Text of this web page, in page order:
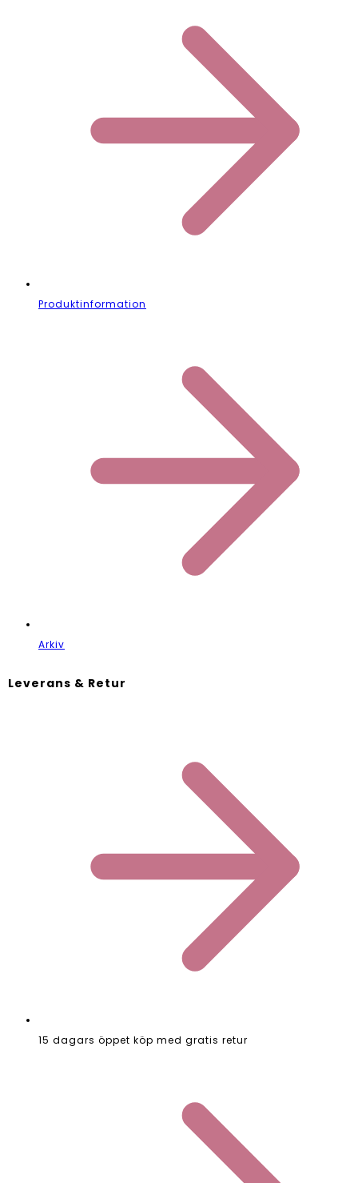
Produktinformation
Arkiv
Leverans & Retur
15 dagars öppet köp med gratis retur